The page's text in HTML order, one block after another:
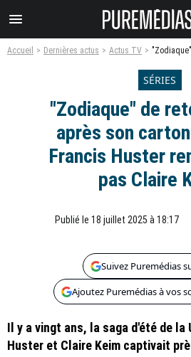
menu
Accueil Dernières actus Actus TV "Zodiaque" de retour 20
SÉRIES
"Zodiaque" de
après son
Francis Huster
pas Claire
Publié le 18 juillet 2025 à 18:17
Suivez Puremédias
Ajoutez Puremédias à vos
Il y a vingt ans, la saga d'été de la
Huster et Claire Keim captivait